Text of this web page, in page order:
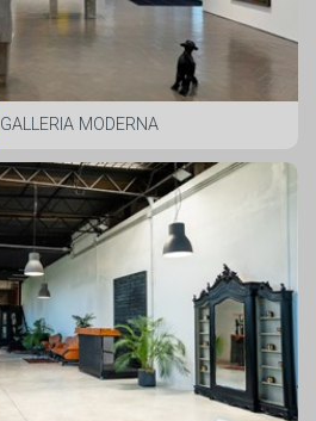
GALLERIA MODERNA